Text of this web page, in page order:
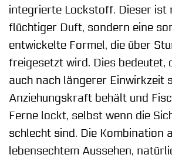
integrierte Lockstoff. Dieser ist
flüchtiger Duft, sondern eine
entwickelte Formel, die über
freigesetzt wird. Dies bedeutet,
auch nach längerer Einwirkzeit
Anziehungskraft behält und
Ferne lockt, selbst wenn die
schlecht sind. Die Kombination
lebensechtem Aussehen,